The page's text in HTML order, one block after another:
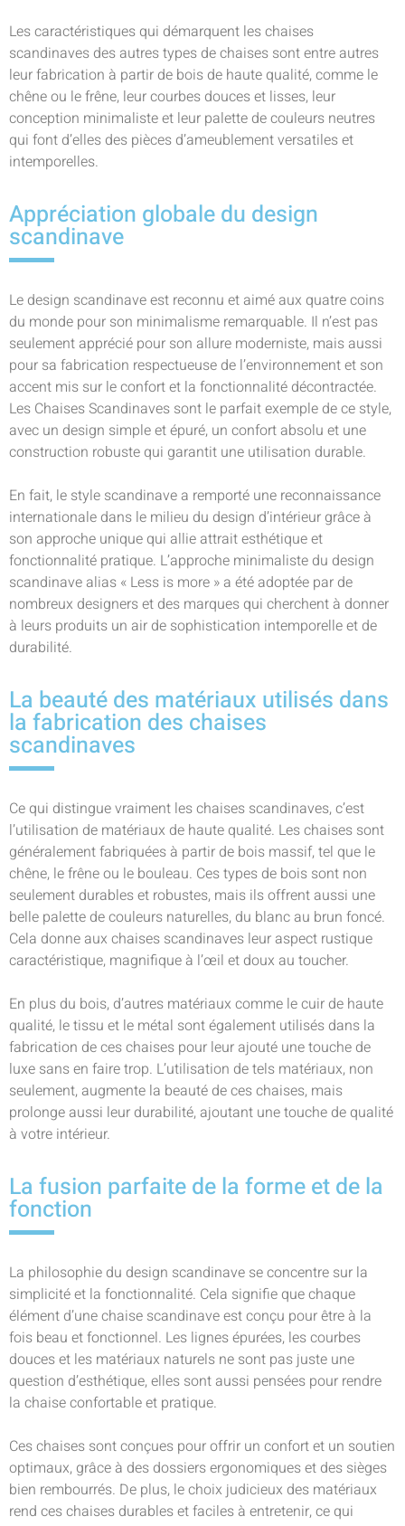
Les caractéristiques qui démarquent les chaises
scandinaves des autres types de chaises sont entre autres
leur fabrication à partir de bois de haute qualité, comme le
chêne ou le frêne, leur courbes douces et lisses, leur
conception minimaliste et leur palette de couleurs neutres
qui font d’elles des pièces d’ameublement versatiles et
intemporelles.
Appréciation globale du design
scandinave
Le design scandinave est reconnu et aimé aux quatre coins
du monde pour son minimalisme remarquable. Il n’est pas
seulement apprécié pour son allure moderniste, mais aussi
pour sa fabrication respectueuse de l’environnement et son
accent mis sur le confort et la fonctionnalité décontractée.
Les Chaises Scandinaves sont le parfait exemple de ce style,
avec un design simple et épuré, un confort absolu et une
construction robuste qui garantit une utilisation durable.
En fait, le style scandinave a remporté une reconnaissance
internationale dans le milieu du design d’intérieur grâce à
son approche unique qui allie attrait esthétique et
fonctionnalité pratique. L’approche minimaliste du design
scandinave alias « Less is more » a été adoptée par de
nombreux designers et des marques qui cherchent à donner
à leurs produits un air de sophistication intemporelle et de
durabilité.
La beauté des matériaux utilisés dans
la fabrication des chaises
scandinaves
Ce qui distingue vraiment les chaises scandinaves, c’est
l’utilisation de matériaux de haute qualité. Les chaises sont
généralement fabriquées à partir de bois massif, tel que le
chêne, le frêne ou le bouleau. Ces types de bois sont non
seulement durables et robustes, mais ils offrent aussi une
belle palette de couleurs naturelles, du blanc au brun foncé.
Cela donne aux chaises scandinaves leur aspect rustique
caractéristique, magnifique à l’œil et doux au toucher.
En plus du bois, d’autres matériaux comme le cuir de haute
qualité, le tissu et le métal sont également utilisés dans la
fabrication de ces chaises pour leur ajouté une touche de
luxe sans en faire trop. L’utilisation de tels matériaux, non
seulement, augmente la beauté de ces chaises, mais
prolonge aussi leur durabilité, ajoutant une touche de qualité
à votre intérieur.
La fusion parfaite de la forme et de la
fonction
La philosophie du design scandinave se concentre sur la
simplicité et la fonctionnalité. Cela signifie que chaque
élément d’une chaise scandinave est conçu pour être à la
fois beau et fonctionnel. Les lignes épurées, les courbes
douces et les matériaux naturels ne sont pas juste une
question d’esthétique, elles sont aussi pensées pour rendre
la chaise confortable et pratique.
Ces chaises sont conçues pour offrir un confort et un soutien
optimaux, grâce à des dossiers ergonomiques et des sièges
bien rembourrés. De plus, le choix judicieux des matériaux
rend ces chaises durables et faciles à entretenir, ce qui